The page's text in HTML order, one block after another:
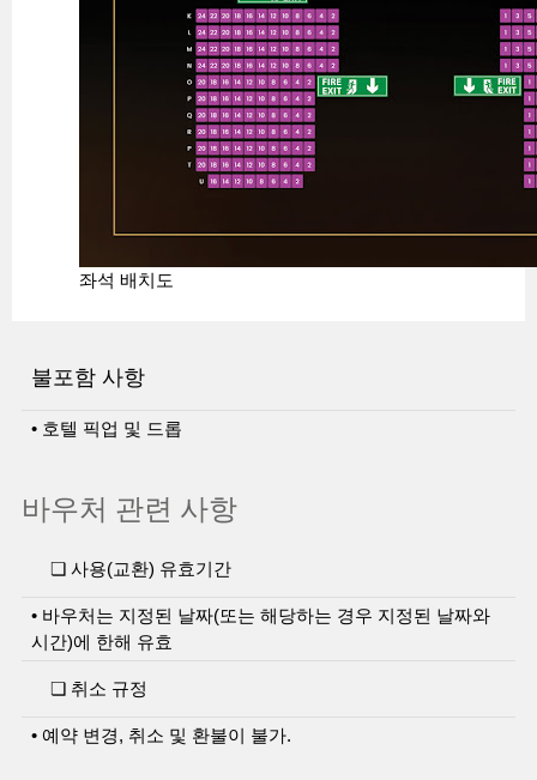
좌석 배치도
불포함 사항
• 호텔 픽업 및 드롭
바우처 관련 사항
❏ 사용(교환) 유효기간
• 바우처는 지정된 날짜(또는 해당하는 경우 지정된 날짜와
시간)에 한해 유효
❏ 취소 규정
• 예약 변경, 취소 및 환불이 불가.